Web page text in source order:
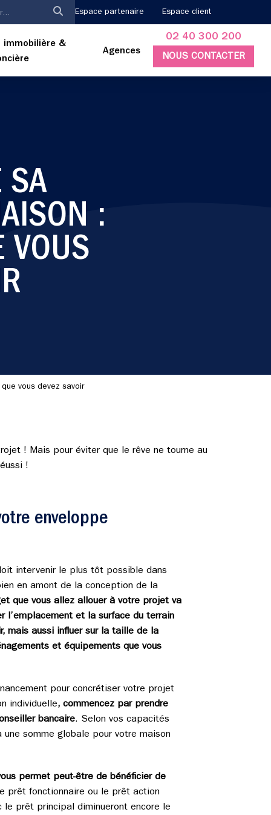
Espace partenaire Espace client
immobilière &
Agences
02 40 300 200
NOUS CONTACTER
SA
:
VOUS
vous devez savoir
! Mais pour éviter que le rêve ne tourne au
!
enveloppe
intervenir le plus tôt possible dans
en amont de la conception de la
que vous allez allouer à votre projet va
l’emplacement et la surface du terrain
mais aussi influer sur la taille de la
et équipements que vous
pour concrétiser votre projet
individuelle, commencez par prendre
bancaire. Selon vos capacités
une somme globale pour votre maison
permet peut-être de bénéficier de
prêt fonctionnaire ou le prêt action
le prêt principal diminueront encore le